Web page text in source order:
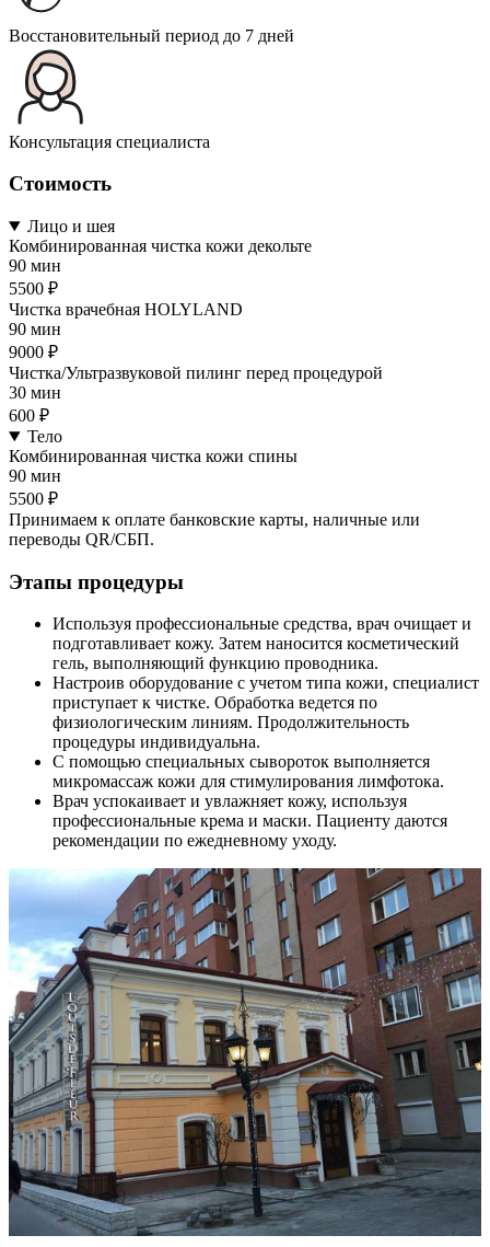
Восстановительный период до 7 дней
Консультация специалиста
Стоимость
Лицо и шея
Комбинированная чистка кожи декольте
90 мин
5500 ₽
Чистка врачебная HOLYLAND
90 мин
9000 ₽
Чистка/Ультразвуковой пилинг перед процедурой
30 мин
600 ₽
Тело
Комбинированная чистка кожи спины
90 мин
5500 ₽
Принимаем к оплате банковские карты, наличные или
переводы QR/СБП.
Этапы процедуры
Используя профессиональные средства, врач очищает и
подготавливает кожу. Затем наносится косметический
гель, выполняющий функцию проводника.
Настроив оборудование с учетом типа кожи, специалист
приступает к чистке. Обработка ведется по
физиологическим линиям. Продолжительность
процедуры индивидуальна.
С помощью специальных сывороток выполняется
микромассаж кожи для стимулирования лимфотока.
Врач успокаивает и увлажняет кожу, используя
профессиональные крема и маски. Пациенту даются
рекомендации по ежедневному уходу.